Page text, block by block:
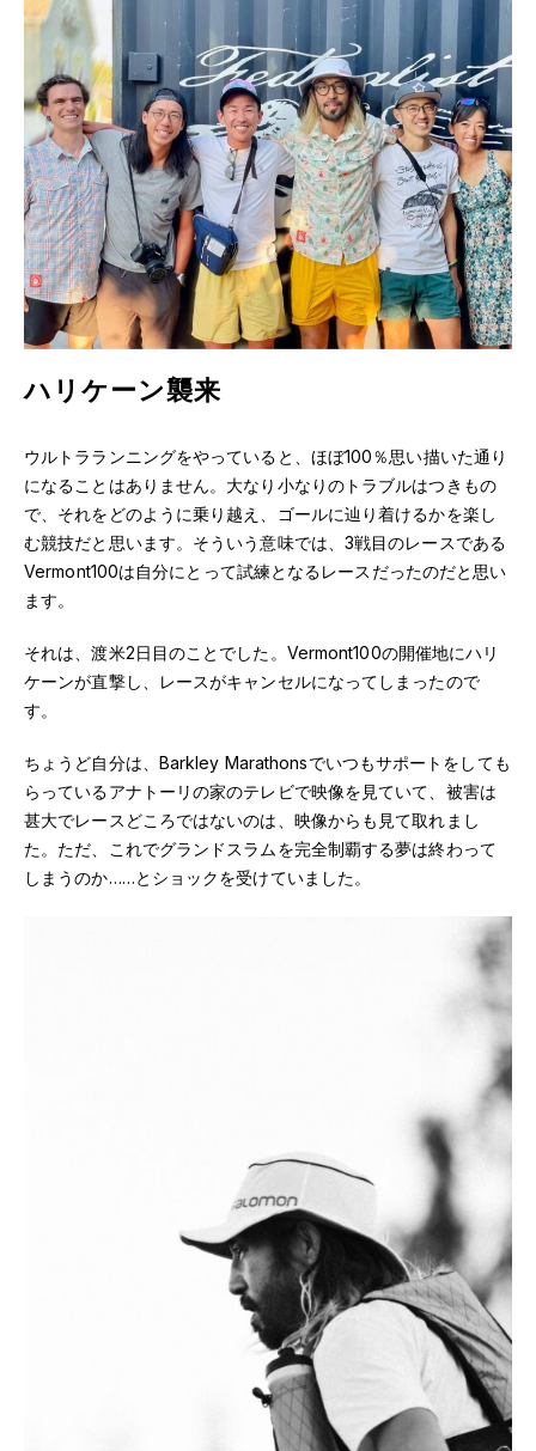
ハリケーン襲来
ウルトラランニングをやっていると、ほぼ100％思い描いた通り
になることはありません。大なり小なりのトラブルはつきもの
で、それをどのように乗り越え、ゴールに辿り着けるかを楽し
む競技だと思います。そういう意味では、3戦目のレースである
Vermont100は自分にとって試練となるレースだったのだと思い
ます。
それは、渡米2日目のことでした。Vermont100の開催地にハリ
ケーンが直撃し、レースがキャンセルになってしまったので
す。
ちょうど自分は、Barkley Marathonsでいつもサポートをしても
らっているアナトーリの家のテレビで映像を見ていて、被害は
甚大でレースどころではないのは、映像からも見て取れまし
た。ただ、これでグランドスラムを完全制覇する夢は終わって
しまうのか……とショックを受けていました。